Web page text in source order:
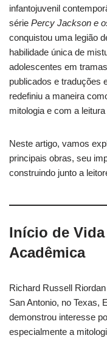
infantojuvenil
série Percy Jackson e
conquistou uma legião
habilidade única de
adolescentes em
publicados e traduções
redefiniu a maneira
mitologia e com a
Neste artigo, vamos
principais obras, seu
construindo junto a
Início de
Acadêmica
Richard Russell
San Antonio, no Texas,
demonstrou interesse
especialmente a